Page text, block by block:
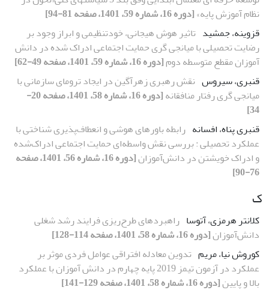
نظام آموزش پایه»[دوره 16، شماره 59، 1401، صفحه 81-94]
قزوینه، جمشید تاثیر هوش هیجانی، خودتنظیمی و ابراز وجود بر
رضایت تحصیلی با میانجی گری حمایت اجتماعی ادراک شده در دانش
آموزان مقطع متوسطه دوم[دوره 16، شماره 59، 1401، صفحه 49-62]
قنبری، سیروس نقش رهبری زهرآگین در ایجاد ترومای سازمانی با
میانجی گری رفتار منافقانه
[دوره 16، شماره 58، 1401، صفحه 20-
34]
قنبری پناه، افسانه رابطه باورهای هوشی و انعطاف‌پذیری شناختی با
عملکرد تحصیلی : بررسی نقش واسطه‌ای حمایت اجتماعی ادراک‌شده
و ادراک خویشتن در دانش‌آموزان
[دوره 16، شماره 56، 1401، صفحه
76-90]
ک
کلانتر هرمزی، آتوسا راهبردهای طرح‌ریزی فرایند رشد شغلی
دانش‌آموزان[دوره 16، شماره 58، 1401، صفحه 114-128]
کوروش نیا، مریم تدوین معادله افتراقی عوامل فردی موثر بر
عملکرد در آزمون تیمز 2019 پایه چهارم در دانش آموزان با عملکرد
بالا و پایین[دوره 16، شماره 58، 1401، صفحه 129-141]